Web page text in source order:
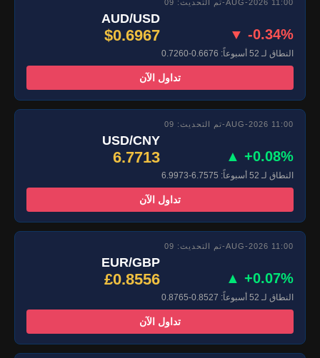
تم التحديث: 09-AUG-2026 11:00
AUD/USD
$0.6967 ▼ -0.34%
النطاق لـ 52 أسبوعاً: 0.6676-0.7260
تداول الآن
تم التحديث: 09-AUG-2026 11:00
USD/CNY
6.7713 ▲ +0.08%
النطاق لـ 52 أسبوعاً: 6.7575-6.9973
تداول الآن
تم التحديث: 09-AUG-2026 11:00
EUR/GBP
£0.8556 ▲ +0.07%
النطاق لـ 52 أسبوعاً: 0.8527-0.8765
تداول الآن